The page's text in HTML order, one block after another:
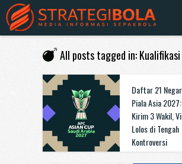
All posts tagged in: Kualifikasi
Daftar 21
Piala Asia 2027:
Kirim 3 Wakil,
Lolos di Tengah
Kontroversi